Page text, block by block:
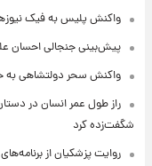
واکنش پلیس به فیک
پیش‌بینی جنجالی احسان
واکنش سحر دولتشاهی به
شگفت‌زده کرد
روایت پزشکیان از